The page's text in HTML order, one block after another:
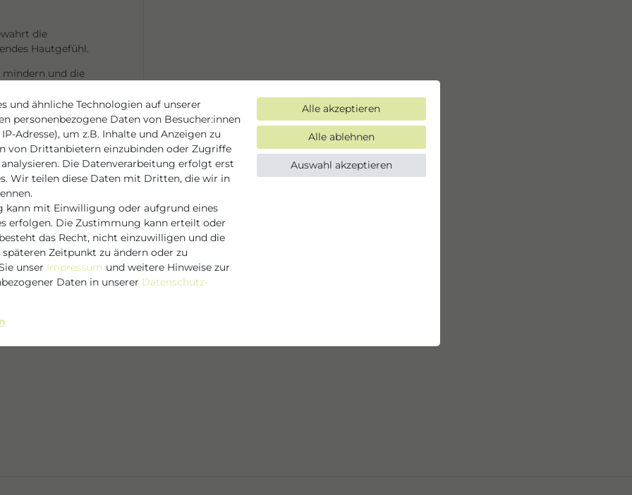
die
Hautgefühl.
und die
entwickelt und ist
nach Insekten-
gezielt auf
ein angenehmes
im Alltag.
du die Tube leicht
über die Stelle und
GLYCERIN,
CAPPARIS
BENZOATE
und ähnliche Technologien auf unserer
personenbezogene Daten von Besucher:innen
Adresse), um z.B. Inhalte und Anzeigen zu
von Drittanbietern einzubinden oder Zugriffe
Die Datenverarbeitung erfolgt erst
Wir teilen diese Daten mit Dritten, die wir in
kann mit Einwilligung oder aufgrund eines
erfolgen. Die Zustimmung kann erteilt oder
das Recht, nicht einzuwilligen und die
Zeitpunkt zu ändern oder zu
unser Impressum und weitere Hinweise zur
Daten in unserer Daten­schutz­
Alle akzeptieren
Alle ablehnen
Auswahl akzeptieren